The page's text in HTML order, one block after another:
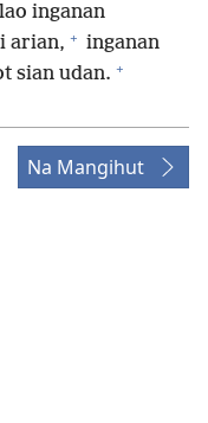
inganan
arian, + inganan
sian udan. +
Na Mangihut